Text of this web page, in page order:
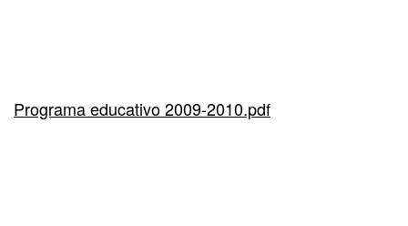
Programa educativo 2009-2010.pdf